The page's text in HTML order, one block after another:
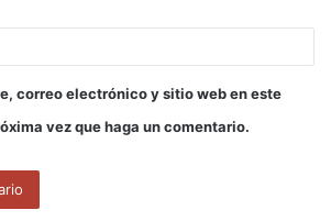
correo electrónico y sitio web en este
vez que haga un comentario.